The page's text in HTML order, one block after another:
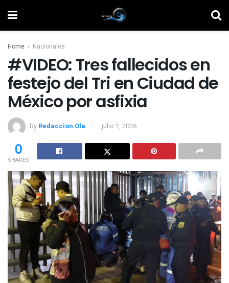
Home Nacionales
#VIDEO: Tres fallecidos en
festejo del Tri en Ciudad de
México por asfixia
by Redaccion Ola julio 1, 2026
0
SHARES